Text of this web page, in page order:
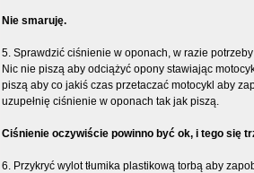
Nie smaruję.
5. Sprawdzić ciśnienie w oponach, w razie
Nic nie piszą aby odciążyć opony stawiając
piszą aby co jakiś czas przetaczać motocykl aby
uzupełnię ciśnienie w oponach tak jak piszą.
Ciśnienie oczywiście powinno być ok, i tego się
6. Przykryć wylot tłumika plastikową torbą aby